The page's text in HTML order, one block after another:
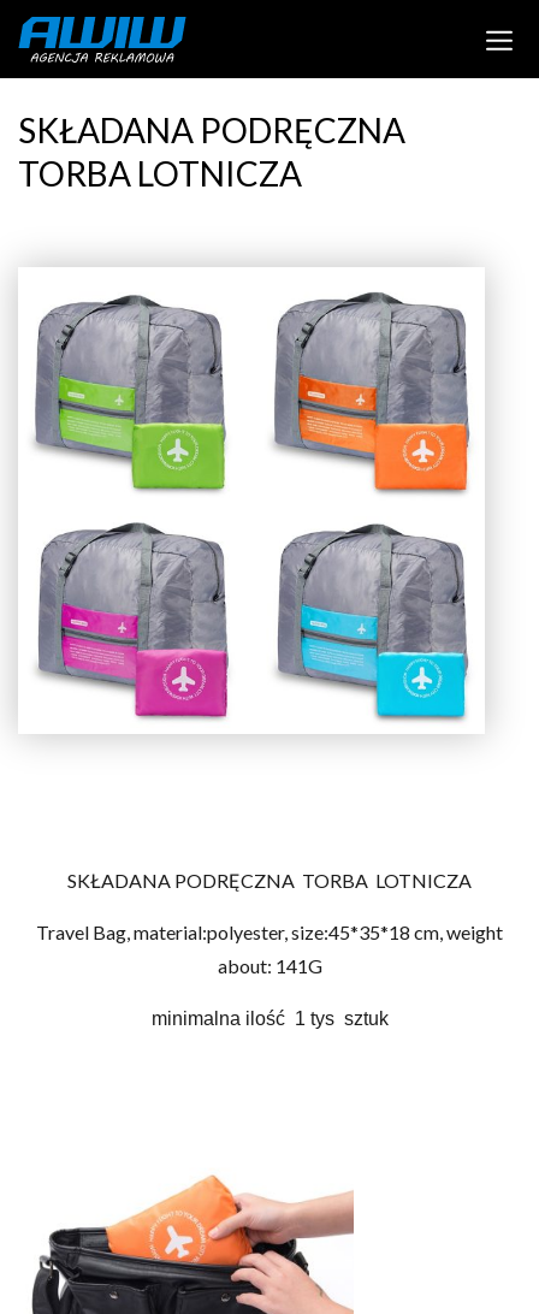
SKŁADANA PODRĘCZNA
TORBA LOTNICZA
SKŁADANA PODRĘCZNA TORBA LOTNICZA
Travel Bag, material:polyester, size:45*35*18 cm, weight
about: 141G
minimalna ilość 1 tys sztuk